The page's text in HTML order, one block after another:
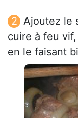
Ajoutez le
cuire à feu
en le faisant